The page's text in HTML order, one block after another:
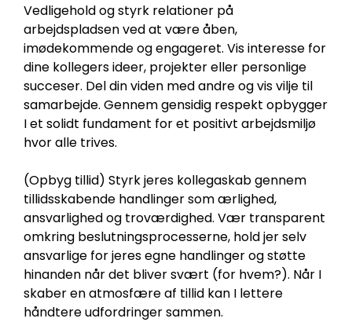
Vedligehold og styrk relationer på
arbejdspladsen ved at være åben,
imødekommende og engageret. Vis interesse for
dine kollegers ideer, projekter eller personlige
succeser. Del din viden med andre og vis vilje til
samarbejde. Gennem gensidig respekt opbygger
I et solidt fundament for et positivt arbejdsmiljø
hvor alle trives.
(Opbyg tillid) Styrk jeres kollegaskab gennem
tillidsskabende handlinger som ærlighed,
ansvarlighed og troværdighed. Vær transparent
omkring beslutningsprocesserne, hold jer selv
ansvarlige for jeres egne handlinger og støtte
hinanden når det bliver svært (for hvem?). Når I
skaber en atmosfære af tillid kan I lettere
håndtere udfordringer sammen.